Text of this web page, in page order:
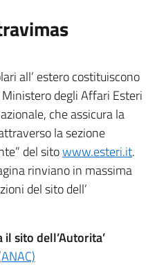
all’ estero costituiscono
degli Affari Esteri
che assicura la
la sezione
del sitowww.esteri.it.
rinviano in massima
del sito dell’
sito dell’Autorita’
ANAC)